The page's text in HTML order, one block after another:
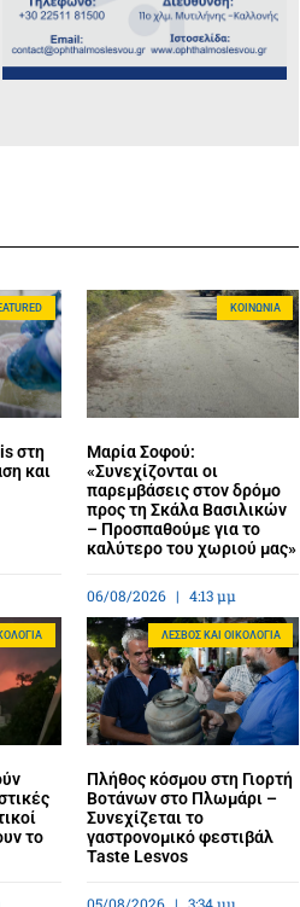
στη
και
ΚΟΙΝΩΝΊΑ
Μαρία Σοφού:
«Συνεχίζονται οι
παρεμβάσεις στον δρόμο
προς τη Σκάλα Βασιλικών
– Προσπαθούμε για το
καλύτερο του χωριού μας»
06/08/2026 4:13 μμ
το
ΛΈΣΒΟΣ ΚΑΙ ΟΙΚΟΛΟΓΊΑ
Πλήθος κόσμου στη Γιορτή
Βοτάνων στο Πλωμάρι –
Συνεχίζεται το
γαστρονομικό φεστιβάλ
Taste Lesvos